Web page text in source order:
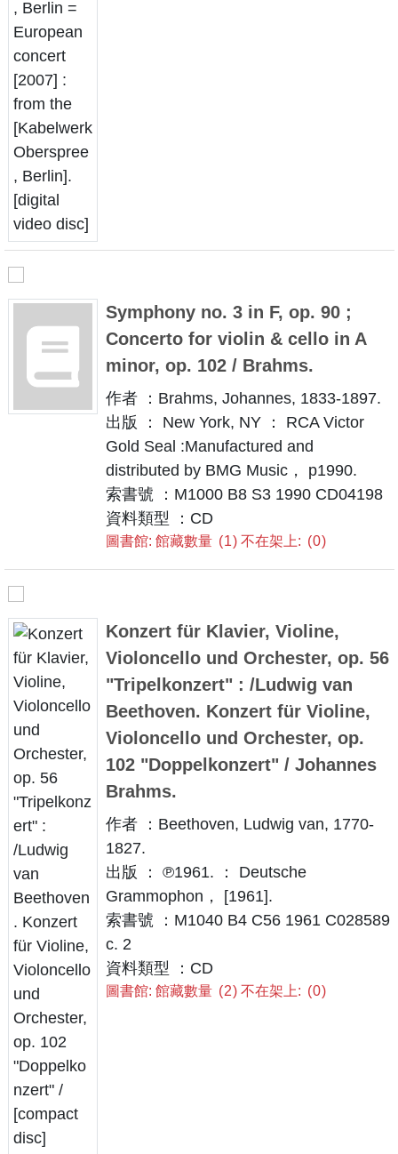
Symphony no. 3 in F, op. 90 ;
Concerto for violin & cello in A
minor, op. 102 / Brahms.
作者 ：Brahms, Johannes, 1833-1897.
出版 ： New York, NY ： RCA Victor
Gold Seal :Manufactured and
distributed by BMG Music， p1990.
索書號 ：M1000 B8 S3 1990 CD04198
資料類型 ：CD
圖書館: 館藏數量 1 不在架上: 0
Konzert für Klavier, Violine,
Violoncello und Orchester, op. 56
"Tripelkonzert" : /Ludwig van
Beethoven. Konzert für Violine,
Violoncello und Orchester, op.
102 "Doppelkonzert" / Johannes
Brahms.
作者 ：Beethoven, Ludwig van, 1770-
1827.
出版 ： ℗1961. ： Deutsche
Grammophon， [1961].
索書號 ：M1040 B4 C56 1961 C028589
c. 2
資料類型 ：CD
圖書館: 館藏數量 2 不在架上: 0